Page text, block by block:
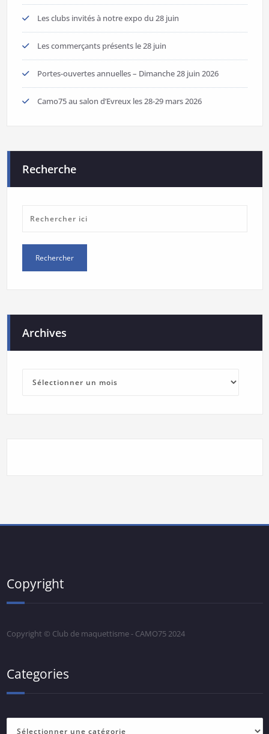
Les clubs invités à notre expo du 28 juin
Les commerçants présents le 28 juin
Portes-ouvertes annuelles – Dimanche 28 juin 2026
Camo75 au salon d’Evreux les 28-29 mars 2026
Recherche
Archives
Copyright
Copyright © Club de maquettisme - CAMO75 2024
Categories